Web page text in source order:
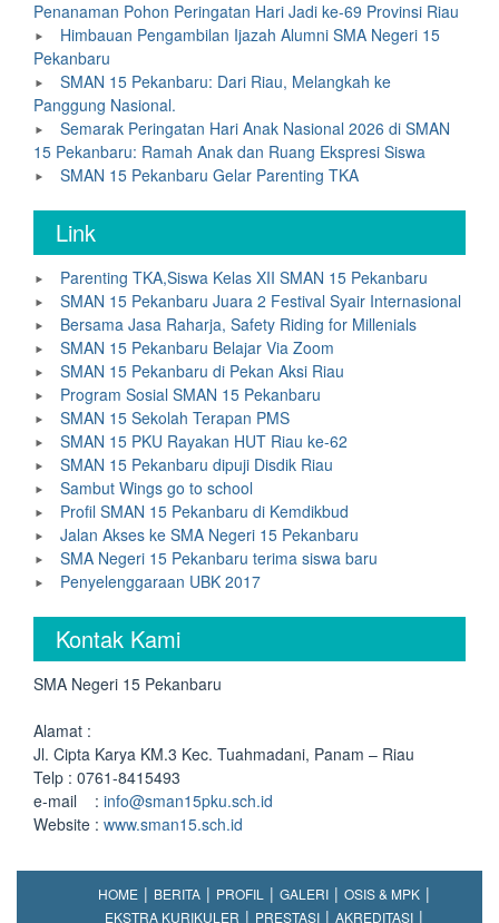
Penanaman Pohon Peringatan Hari Jadi ke-69 Provinsi Riau
Himbauan Pengambilan Ijazah Alumni SMA Negeri 15
Pekanbaru
SMAN 15 Pekanbaru: Dari Riau, Melangkah ke
Panggung Nasional.
Semarak Peringatan Hari Anak Nasional 2026 di SMAN
15 Pekanbaru: Ramah Anak dan Ruang Ekspresi Siswa
SMAN 15 Pekanbaru Gelar Parenting TKA
Link
Parenting TKA,Siswa Kelas XII SMAN 15 Pekanbaru
SMAN 15 Pekanbaru Juara 2 Festival Syair Internasional
Bersama Jasa Raharja, Safety Riding for Millenials
SMAN 15 Pekanbaru Belajar Via Zoom
SMAN 15 Pekanbaru di Pekan Aksi Riau
Program Sosial SMAN 15 Pekanbaru
SMAN 15 Sekolah Terapan PMS
SMAN 15 PKU Rayakan HUT Riau ke-62
SMAN 15 Pekanbaru dipuji Disdik Riau
Sambut Wings go to school
Profil SMAN 15 Pekanbaru di Kemdikbud
Jalan Akses ke SMA Negeri 15 Pekanbaru
SMA Negeri 15 Pekanbaru terima siswa baru
Penyelenggaraan UBK 2017
Kontak Kami
SMA Negeri 15 Pekanbaru
Alamat :
Jl. Cipta Karya KM.3 Kec. Tuahmadani, Panam – Riau
Telp : 0761-8415493
e-mail : info@sman15pku.sch.id
Website : www.sman15.sch.id
HOME BERITA PROFIL GALERI
OSIS & MPK
EKSTRA KURIKULER
PRESTASI AKREDITASI